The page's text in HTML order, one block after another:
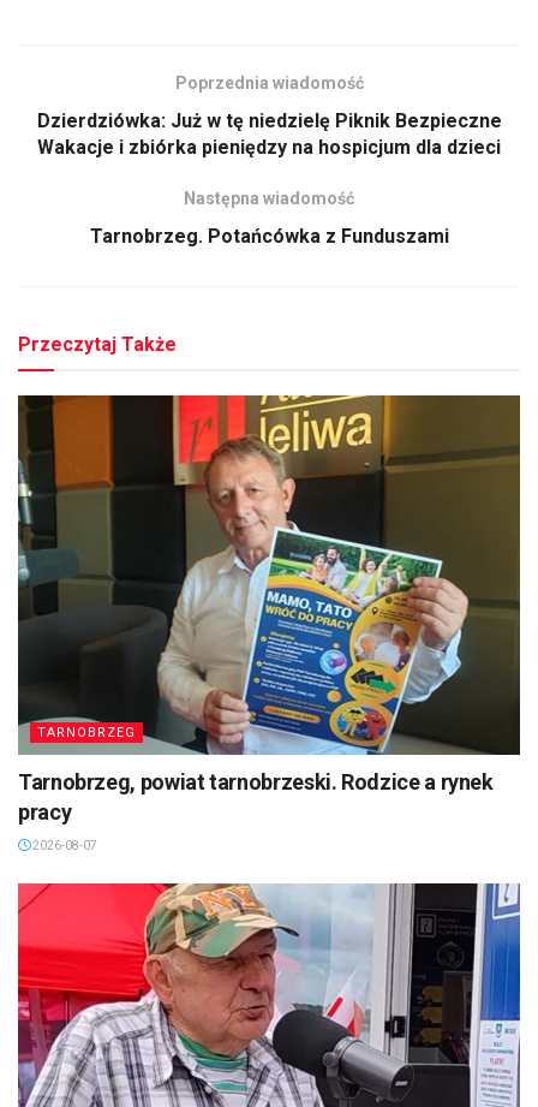
Poprzednia wiadomość
Dzierdziówka: Już w tę niedzielę Piknik Bezpieczne
Wakacje i zbiórka pieniędzy na hospicjum dla dzieci
Następna wiadomość
Tarnobrzeg. Potańcówka z Funduszami
Przeczytaj Także
TARNOBRZEG
Tarnobrzeg, powiat tarnobrzeski. Rodzice a rynek
pracy
2026-08-07